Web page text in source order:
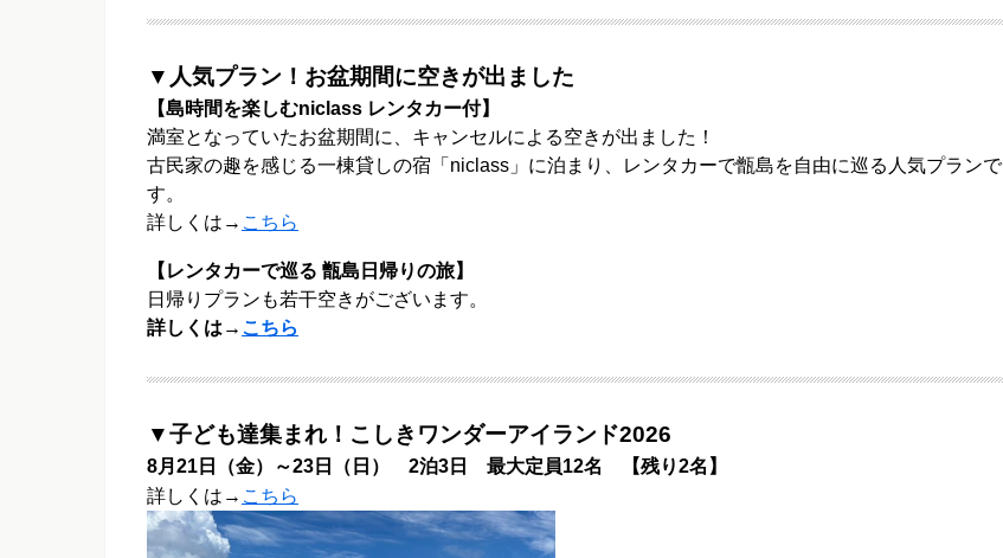
▼人気プラン！お盆期間に空きが出ました
【島時間を楽しむniclass レンタカー付】
満室となっていたお盆期間に、キャンセルによる空きが出ました！
古民家の趣を感じる一棟貸しの宿「niclass」に泊まり、レンタカーで甑島を自由に巡る人気プランで
す。
詳しくは→ こちら
【レンタカーで巡る 甑島日帰りの旅】
日帰りプランも若干空きがございます。
詳しくは→ こちら
▼子ども達集まれ！こしきワンダーアイランド2026
8月21日（金）～23日（日） 2泊3日 最大定員12名 【残り2名】
詳しくは→ こちら